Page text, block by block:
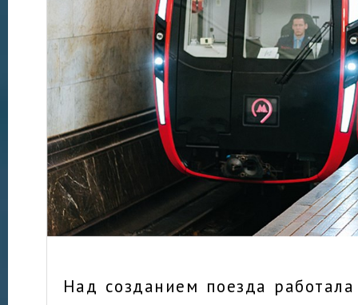
Над созданием поезда